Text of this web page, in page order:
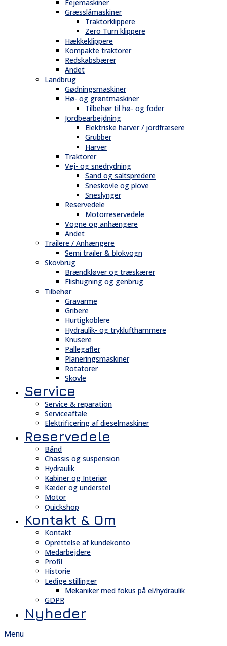
Fejemaskiner
Græsslåmaskiner
Traktorklippere
Zero Turn klippere
Hækkeklippere
Kompakte traktorer
Redskabsbærer
Andet
Landbrug
Gødningsmaskiner
Hø- og grøntmaskiner
Tilbehør til hø- og foder
Jordbearbejdning
Elektriske harver / jordfræsere
Grubber
Harver
Traktorer
Vej- og snedrydning
Sand og saltspredere
Sneskovle og plove
Sneslynger
Reservedele
Motorreservedele
Vogne og anhængere
Andet
Trailere / Anhængere
Semi trailer & blokvogn
Skovbrug
Brændkløver og træskærer
Flishugning og genbrug
Tilbehør
Gravarme
Gribere
Hurtigkoblere
Hydraulik- og tryklufthammere
Knusere
Pallegafler
Planeringsmaskiner
Rotatorer
Skovle
Service
Service & reparation
Serviceaftale
Elektrificering af dieselmaskiner
Reservedele
Bånd
Chassis og suspension
Hydraulik
Kabiner og Interiør
Kæder og understel
Motor
Quickshop
Kontakt & Om
Kontakt
Oprettelse af kundekonto
Medarbejdere
Profil
Historie
Ledige stillinger
Mekaniker med fokus på el/hydraulik
GDPR
Nyheder
Menu